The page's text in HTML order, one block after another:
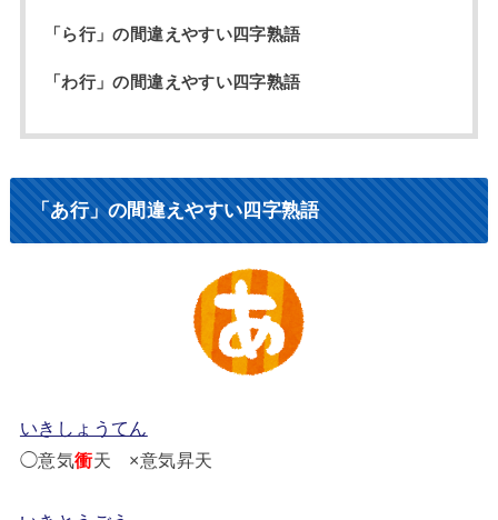
「ら行」の間違えやすい四字熟語
「わ行」の間違えやすい四字熟語
「あ行」の間違えやすい四字熟語
いきしょうてん
◯意気衝天 ×意気昇天